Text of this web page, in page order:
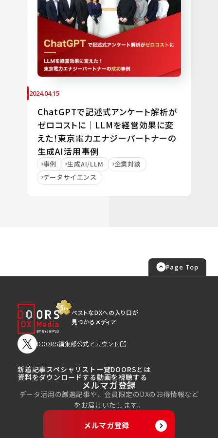
2024.04.15
ChatGPTで記述式アンケート解析が
ゼロコストに｜LLMを経営効果に変
えた！東京電力エナジーパートナーの
生成AI活用事例
事例 生成AI/LLM
企業対談
データサイエンス
Page Top
ベストなDXへの入り口が
見つかるメディア
DOORS編集部公式アカウント
新着記事 スペシャリスト一覧DOORSとは
資料をダウンロードする 動画を視聴する
メルマガ登録
データ活用の厳選記事や、会員限定のDXのお得情報など
をお届けいたします。
メルマガ登録